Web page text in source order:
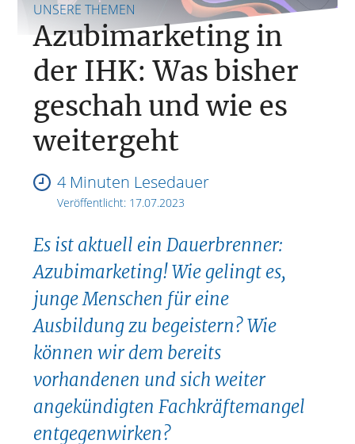
UNSERE THEMEN
Azubimarketing in
der IHK: Was bisher
geschah und wie es
weitergeht
4 Minuten Lesedauer
Veröffentlicht: 17.07.2023
Es ist aktuell ein Dauerbrenner:
Azubimarketing! Wie gelingt es,
junge Menschen für eine
Ausbildung zu begeistern? Wie
können wir dem bereits
vorhandenen und sich weiter
angekündigten Fachkräftemangel
entgegenwirken?